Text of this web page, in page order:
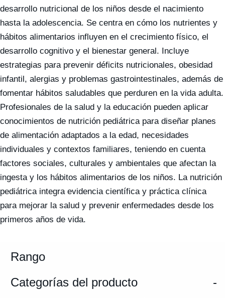
desarrollo nutricional de los niños desde el nacimiento
hasta la adolescencia. Se centra en cómo los nutrientes y
hábitos alimentarios influyen en el crecimiento físico, el
desarrollo cognitivo y el bienestar general. Incluye
estrategias para prevenir déficits nutricionales, obesidad
infantil, alergias y problemas gastrointestinales, además de
fomentar hábitos saludables que perduren en la vida adulta.
Profesionales de la salud y la educación pueden aplicar
conocimientos de nutrición pediátrica para diseñar planes
de alimentación adaptados a la edad, necesidades
individuales y contextos familiares, teniendo en cuenta
factores sociales, culturales y ambientales que afectan la
ingesta y los hábitos alimentarios de los niños. La nutrición
pediátrica integra evidencia científica y práctica clínica
para mejorar la salud y prevenir enfermedades desde los
primeros años de vida.
Rango
Categorías del producto
-